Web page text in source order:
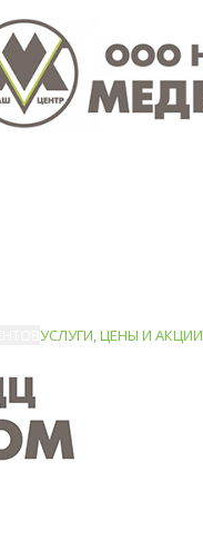
УСЛУГИ, ЦЕНЫ И АКЦИИ